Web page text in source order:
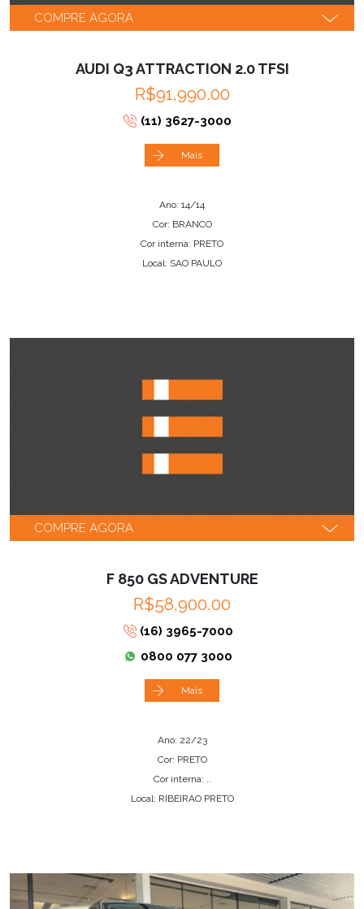
COMPRE AGORA
AUDI Q3 ATTRACTION 2.0 TFSI
R$91,990.00
(11) 3627-3000
Mais
Ano: 14/14
Cor: BRANCO
Cor interna: PRETO
Local: SAO PAULO
COMPRE AGORA
F 850 GS ADVENTURE
R$58,900.00
(16) 3965-7000
0800 077 3000
Mais
Ano: 22/23
Cor: PRETO
Cor interna: ..
Local: RIBEIRAO PRETO